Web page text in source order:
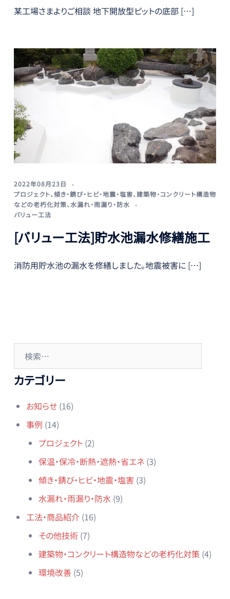
某工場さまよりご相談 地下開放型ピットの底部 […]
2022年08月23日
プロジェクト、傾き・錆び・ヒビ・地震・塩害、建築物・コンクリート構造物
などの老朽化対策、水漏れ・雨漏り・防水
バリュー工法
[バリュー工法]貯水池漏水修繕施工
消防用貯水池の漏水を修繕しました。地震被害に […]
カテゴリー
お知らせ(16)
事例 (14)
プロジェクト(2)
保温・保冷・断熱・遮熱・省エネ(3)
傾き・錆び・ヒビ・地震・塩害 (3)
水漏れ・雨漏り・防水 (9)
工法・商品紹介(16)
その他技術(7)
建築物・コンクリート構造物などの老朽化対策(4)
環境改善(5)